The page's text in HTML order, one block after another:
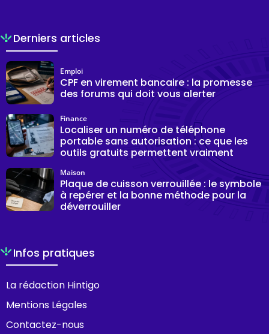
Derniers articles
CPF en virement bancaire : la promesse
des forums qui doit vous alerter
Emploi
Localiser un numéro de téléphone
portable sans autorisation : ce que les
outils gratuits permettent vraiment
Finance
Plaque de cuisson verrouillée : le symbole
à repérer et la bonne méthode pour la
déverrouiller
Maison
Infos pratiques
La rédaction Hintigo
Mentions Légales
Contactez-nous